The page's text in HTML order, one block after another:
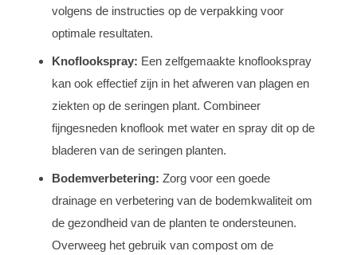
volgens de instructies op de verpakking voor
optimale resultaten.
Knoflookspray: Een zelfgemaakte knoflookspray
kan ook effectief zijn in het afweren van plagen en
ziekten op de seringen plant. Combineer
fijngesneden knoflook met water en spray dit op de
bladeren van de seringen planten.
Bodemverbetering: Zorg voor een goede
drainage en verbetering van de bodemkwaliteit om
de gezondheid van de planten te ondersteunen.
Overweeg het gebruik van compost om de